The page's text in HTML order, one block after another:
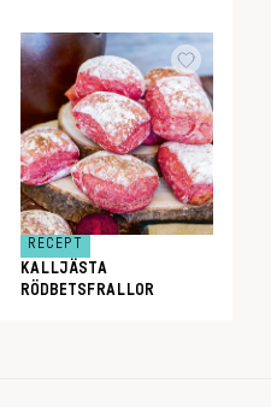
RECEPT
KALLJÄSTA
RÖDBETSFRALLOR